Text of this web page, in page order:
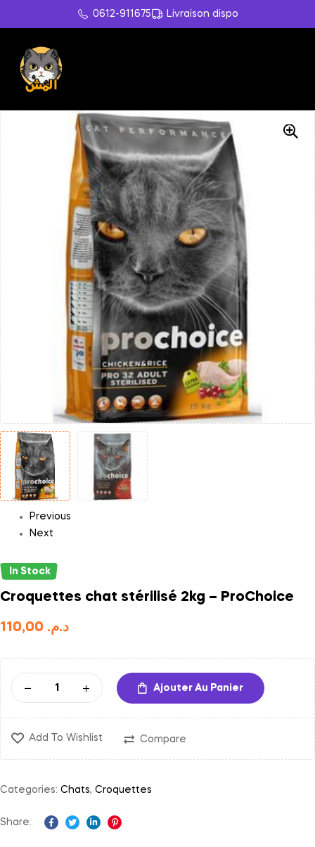
0612-911675 Livraison dispo
Previous
Next
In Stock
Croquettes chat stérilisé 2kg – ProChoice
د.م.
Ajouter Au Panier
Add To Wishlist Compare
Categories: Chats, Croquettes
Share: